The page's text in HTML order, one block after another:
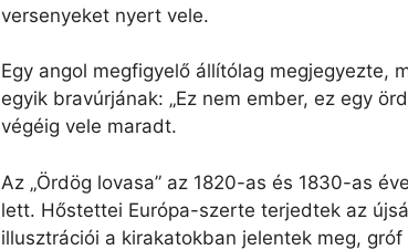
versenyeket nyert vele.
Egy angol megfigyelő állítólag megjegyezte,
egyik bravúrjának: „Ez nem ember, ez egy
végéig vele maradt.
Az „Ördög lovasa” az 1820-as és 1830-as
lett. Hőstettei Európa-szerte terjedtek az
illusztrációi a kirakatokban jelentek meg, gróf